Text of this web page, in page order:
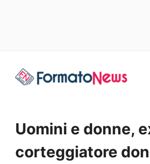
Uomini e donne,
corteggiatore